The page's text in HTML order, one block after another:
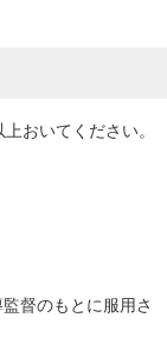
おいてください。
督のもとに服用さ